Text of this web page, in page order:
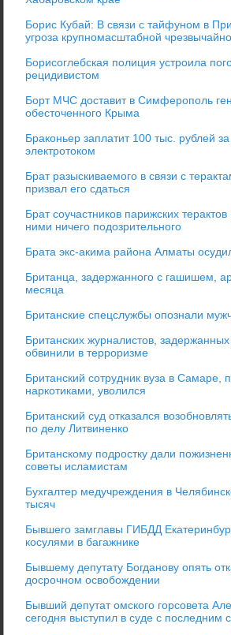
Борис Кубай: В связи с тайфуном в
угроза крупномасштабной
Борисоглебская полиция устроила
рецидивистом
Борт МЧС доставит в Симферополь
обесточенного Крыма
Браконьер заплатит 100 тыс. рублей
электротоком
Брат разыскиваемого в связи с
призвал его сдаться
Брат соучастников парижских
ними ничего подозрительного
Брата экс-акима района Алматы
Британца, задержанного с гашишем,
месяца
Британские спецслужбы опознали
Британских журналистов, задержанных
обвинили в терроризме
Британский сотрудник вуза в Самаре,
наркотиками, уволился
Британский суд отказался
по делу Литвиненко
Британскому подростку дали
советы исламистам
Бухгалтер медучреждения в
тысяч
Бывшего замглавы ГИБДД
косулями в багажнике
Бывшему депутату Богданову опять
досрочном освобождении
Бывший депутат омского горсовета
сегодня выступил в суде с последним